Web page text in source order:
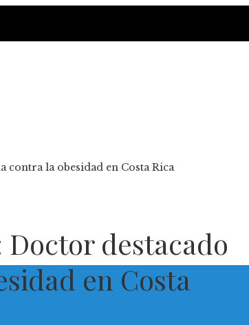
contra la obesidad en Costa Rica
destacado
en Costa